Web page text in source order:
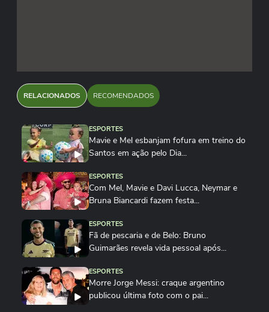
RELACIONADOS RECOMENDADOS
ESPORTES
Mavie e Mel esbanjam fofura em treino do
Santos em ação pelo Dia...
ESPORTES
Com Mel, Mavie e Davi Lucca, Neymar e
Bruna Biancardi fazem festa...
ESPORTES
Fã de pescaria e de Belo: Bruno
Guimarães revela vida pessoal após...
ESPORTES
Morre Jorge Messi: craque argentino
publicou última foto com o pai...